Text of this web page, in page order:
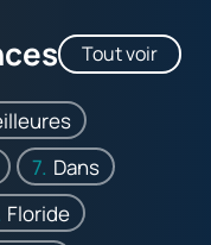
Tout voir
Dans
Floride